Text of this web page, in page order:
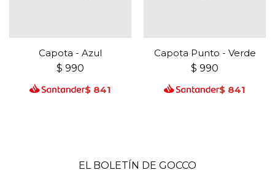
Capota - Azul
$ 990
$ 841
Capota Punto - Verde
$ 990
$ 841
EL BOLETÍN DE GOCCO